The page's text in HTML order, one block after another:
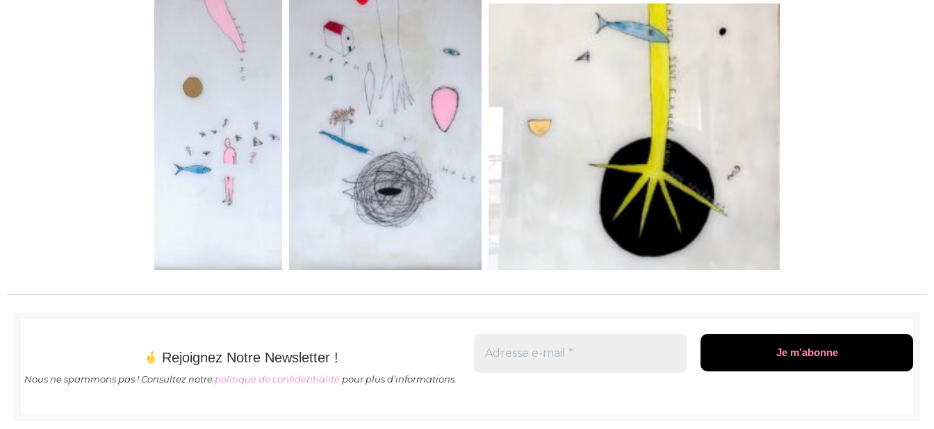
Rejoignez Notre Newsletter !
Nous ne spammons pas ! Consultez notre politique de confidentialité pour plus d’informations.